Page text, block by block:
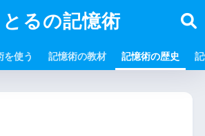
とるの記憶術
を使う 記憶術の教材 記憶術の歴史